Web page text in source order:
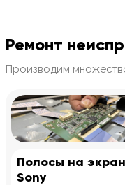
Ремонт
Производим
Полосы на
Sony